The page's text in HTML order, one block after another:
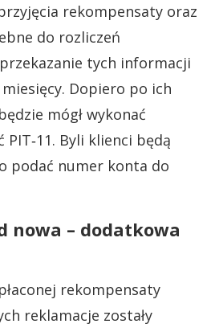
rekompensaty oraz
do rozliczeń
tych informacji
Dopiero po ich
mógł wykonać
Byli klienci będą
podać numer konta do
nowa – dodatkowa
rekompensaty
reklamacje zostały